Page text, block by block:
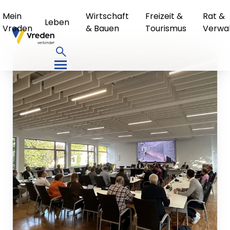
Mein
Vreden
Leben
Wirtschaft
& Bauen
Freizeit &
Tourismus
Rat &